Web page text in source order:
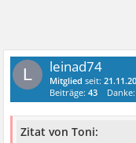
L leinad74
Mitglied seit:
Beiträge:43
Zitat von Toni: